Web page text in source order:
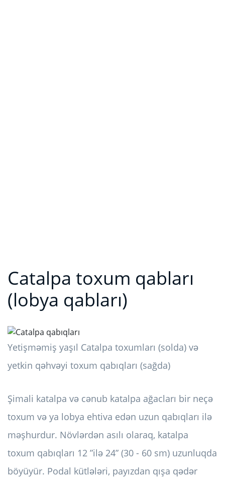
Catalpa toxum qabları
(lobya qabları)
Yetişməmiş yaşıl Catalpa toxumları (solda) və
yetkin qəhvəyi toxum qabıqları (sağda)
Şimali katalpa və cənub katalpa ağacları bir neçə
toxum və ya lobya ehtiva edən uzun qabıqları ilə
məşhurdur. Növlərdən asılı olaraq, katalpa
toxum qabıqları 12 ”ilə 24” (30 - 60 sm) uzunluqda
böyüyür. Podal kütlələri, payızdan qışa qədər